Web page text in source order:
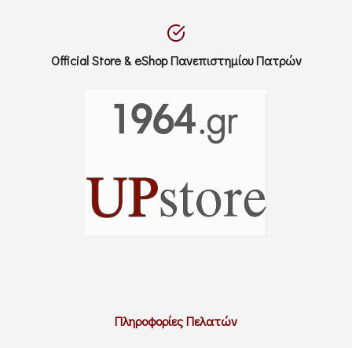
Official Store & eShop Πανεπιστημίου Πατρών
Πληροφορίες Πελατών